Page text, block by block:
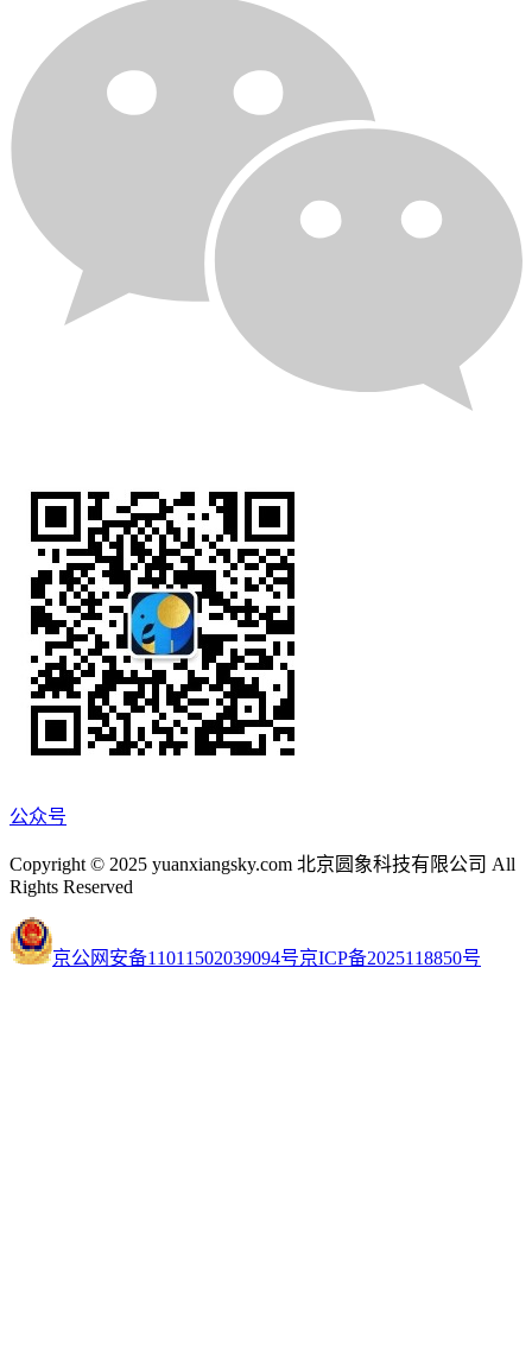
公众号
Copyright © 2025 yuanxiangsky.com 北京圆象科技有限公司 All
Rights Reserved
京公网安备11011502039094号京ICP备2025118850号